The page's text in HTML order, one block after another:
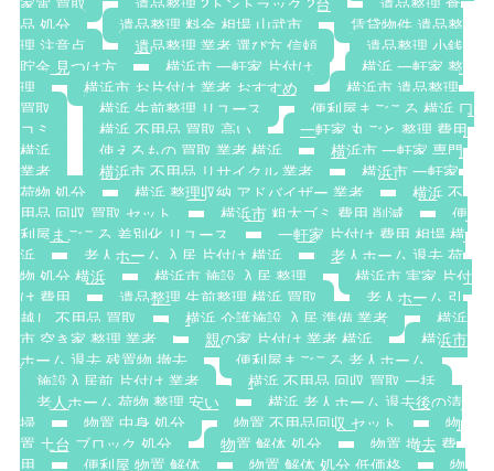
家電 買取 遺品整理 2トントラック 2台
遺品整理 食
品 処分
遺品整理 料金 相場 山武市
賃貸物件 遺品整
理 注意点
遺品整理 業者 選び方 信頼
遺品整理 小銭
貯金 見つけ方
横浜市 一軒家 片付け
横浜 一軒家 整
理
横浜市 お片付け 業者 おすすめ
横浜市 遺品整理
買取
横浜 生前整理 リユース
便利屋まごころ 横浜 口
コミ
横浜 不用品 買取 高い
一軒家 丸ごと 整理 費用
横浜
使えるもの 買取 業者 横浜
横浜市 一軒家 専門
業者
横浜市 不用品 リサイクル 業者
横浜市 一軒家
荷物 処分
横浜 整理収納 アドバイザー 業者
横浜 不
用品 回収 買取 セット
横浜市 粗大ゴミ 費用 削減
便
利屋まごころ 差別化 リユース
一軒家 片付け 費用 相場 横
浜
老人ホーム 入居 片付け 横浜
老人ホーム 退去 荷
物 処分 横浜
横浜市 施設 入居 整理
横浜市 実家 片付
け 費用
遺品整理 生前整理 横浜 買取
老人ホーム 引
越し 不用品 買取
横浜 介護施設 入居 準備 業者
横浜
市 空き家 整理 業者
親の家 片付け 業者 横浜
横浜市
ホーム 退去 残置物 撤去
便利屋まごころ 老人ホーム
施設入居前 片付け 業者
横浜 不用品 回収 買取 一括
老人ホーム 荷物 整理 安い
横浜 老人ホーム 退去後の清
掃
物置 中身 処分 物置 不用品回収 セット
物
置 土台 ブロック 処分
物置 解体 処分
物置 撤去 費
用
便利屋 物置 解体 物置 解体 処分 低価格
物